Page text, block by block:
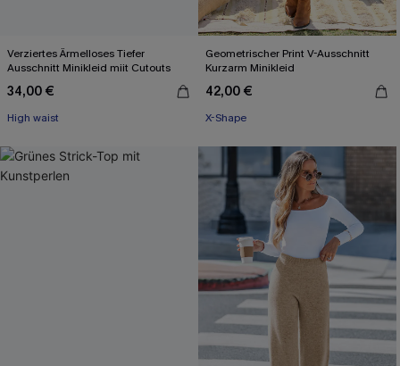
Verziertes Ärmelloses Tiefer
Ausschnitt Minikleid miit Cutouts
34,00 €
High waist
Geometrischer Print V-Ausschnitt
Kurzarm Minikleid
42,00 €
X-Shape